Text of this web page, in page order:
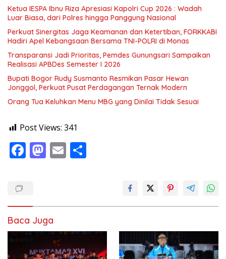
Ketua IESPA Ibnu Riza Apresiasi Kapolri Cup 2026 : Wadah
Luar Biasa, dari Polres hingga Panggung Nasional
Perkuat Sinergitas Jaga Keamanan dan Ketertiban, FORKKABI
Hadiri Apel Kebangsaan Bersama TNI-POLRI di Monas
Transparansi Jadi Prioritas, Pemdes Gunungsari Sampaikan
Realisasi APBDes Semester I 2026
Bupati Bogor Rudy Susmanto Resmikan Pasar Hewan
Jonggol, Perkuat Pusat Perdagangan Ternak Modern
Orang Tua Keluhkan Menu MBG yang Dinilai Tidak Sesuai
Post Views: 341
F
o
o
k
M
o
n
E
Baca Juga